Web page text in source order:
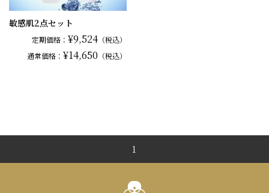
敏感肌2点セット
定期価格： ¥9,524 （税込）
通常価格： ¥14,650 （税込）
1